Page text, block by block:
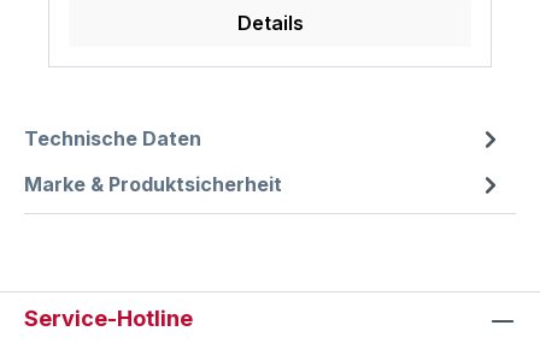
Details
Technische Daten
Marke & Produktsicherheit
Service-Hotline